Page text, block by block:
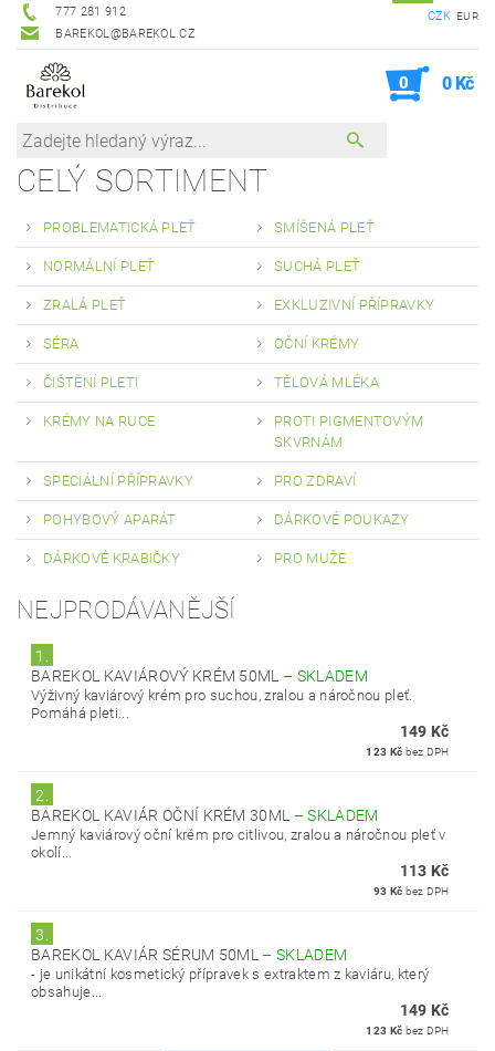
777 281 912
BAREKOL@BAREKOL.CZ
CZK EUR
0 0 Kč
CELÝ SORTIMENT
PROBLEMATICKÁ PLEŤ SMÍŠENÁ PLEŤ
NORMÁLNÍ PLEŤ SUCHÁ PLEŤ
ZRALÁ PLEŤ EXKLUZIVNÍ PŘÍPRAVKY
SÉRA OČNÍ KRÉMY
ČIŠTĚNÍ PLETI TĚLOVÁ MLÉKA
KRÉMY NA RUCE
PROTI PIGMENTOVÝM
SKVRNÁM
SPECIÁLNÍ PŘÍPRAVKY PRO ZDRAVÍ
POHYBOVÝ APARÁT DÁRKOVÉ POUKAZY
DÁRKOVÉ KRABIČKY PRO MUŽE
NEJPRODÁVANĚJŠÍ
1.
BAREKOL KAVIÁROVÝ KRÉM 50ML – SKLADEM
Výživný kaviárový krém pro suchou, zralou a náročnou pleť.
Pomáhá pleti...
149 Kč
123 Kč bez DPH
2.
BAREKOL KAVIÁR OČNÍ KRÉM 30ML –SKLADEM
Jemný kaviárový oční krém pro citlivou, zralou a náročnou pleť v
okolí...
113 Kč
93 Kč bez DPH
3.
BAREKOL KAVIÁR SÉRUM 50ML –SKLADEM
- je unikátní kosmetický přípravek s extraktem z kaviáru, který
obsahuje...
149 Kč
123 Kč bez DPH